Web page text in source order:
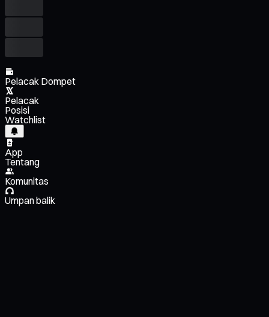
Pelacak Dompet
Pelacak
Posisi
Watchlist
App
Tentang
Komunitas
Umpan balik